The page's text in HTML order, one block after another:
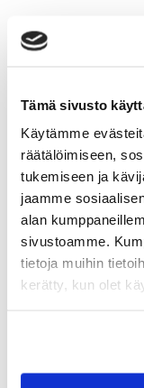
Tämä sivusto
Käytämme
räätälöimiseen,
tukemiseen ja
jaamme
alan
sivustoamme.
tietoja muihin
kerätty, kun olet
17.00 painonnosto
3+7 kapea
***
5x1min välein:
a) käsilläseisonta
b) leuanveto
Erika 30v special